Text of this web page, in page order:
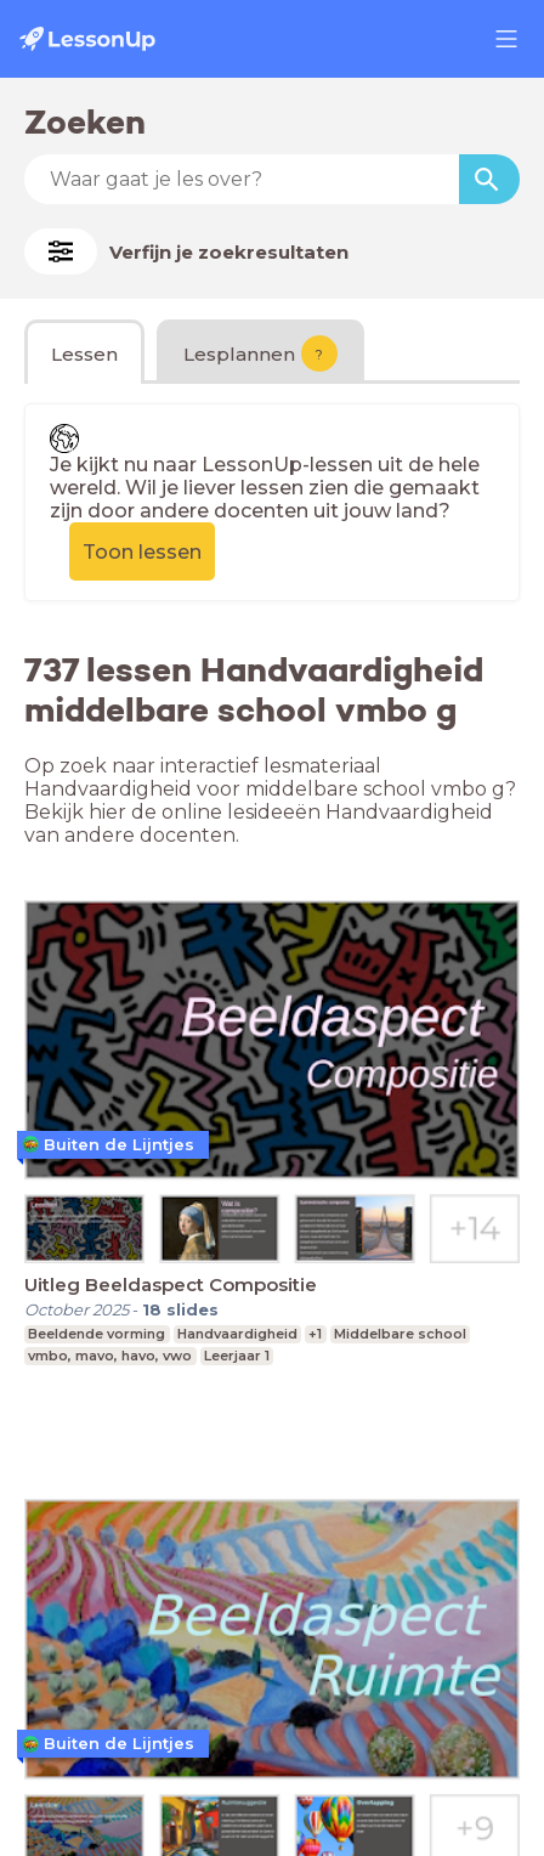
Zoeken
Verfijn je zoekresultaten
Lessen Lesplannen ?
Je kijkt nu naar LessonUp-lessen uit de hele
wereld. Wil je liever lessen zien die gemaakt
zijn door andere docenten uit jouw land?
Toon lessen
737 lessen Handvaardigheid
middelbare school vmbo g
Op zoek naar interactief lesmateriaal
Handvaardigheid voor middelbare school vmbo g?
Bekijk hier de online lesideeën Handvaardigheid
van andere docenten.
Uitleg Beeldaspect Compositie
October 2025- 18 slides
Beeldende vorming Handvaardigheid +1
Middelbare school
vmbo, mavo, havo, vwo
Leerjaar 1
Buiten de Lijntjes
Buiten de Lijntjes